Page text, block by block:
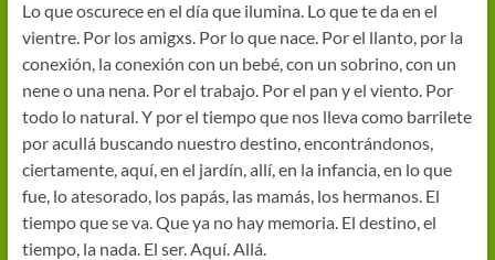
Lo que oscurece en el día que ilumina. Lo que te da en el
vientre. Por los amigxs. Por lo que nace. Por el llanto, por la
conexión, la conexión con un bebé, con un sobrino, con un
nene o una nena. Por el trabajo. Por el pan y el viento. Por
todo lo natural. Y por el tiempo que nos lleva como barrilete
por acullá buscando nuestro destino, encontrándonos,
ciertamente, aquí, en el jardín, allí, en la infancia, en lo que
fue, lo atesorado, los papás, las mamás, los hermanos. El
tiempo que se va. Que ya no hay memoria. El destino, el
tiempo, la nada. El ser. Aquí. Allá.